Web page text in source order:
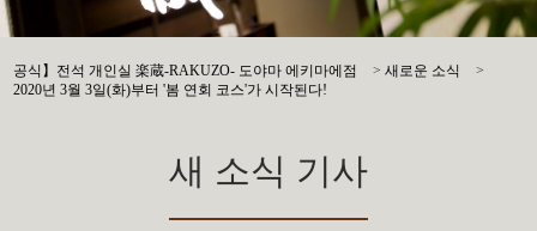
공식】전석 개인실 楽蔵-RAKUZO- 도야마 에키마에점 >새로운 소식
>
2020년 3월 3일(화)부터 '봄 연회 코스'가 시작된다!
새 소식 기사